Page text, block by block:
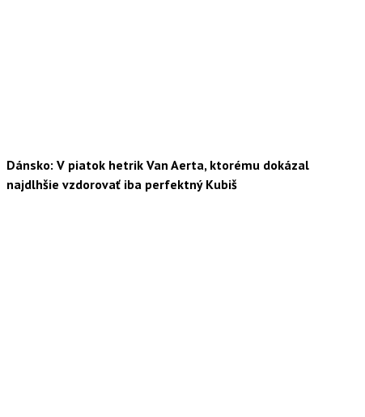
Dánsko: V piatok hetrik Van Aerta, ktorému dokázal
najdlhšie vzdorovať iba perfektný Kubiš